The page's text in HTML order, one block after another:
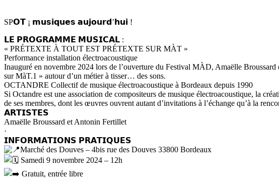
SP𝗢𝗧 ¡ 𝗺𝘂𝘀𝗶𝗾𝘂𝗲𝘀 𝗮𝘂𝗷𝗼𝘂𝗿𝗱’𝗵𝘂𝗶 !
𝗟𝗘 𝗣𝗥𝗢𝗚𝗥𝗔𝗠𝗠𝗘 𝗠𝗨𝗦𝗜𝗖𝗔𝗟 :
« PRÉTEXTE À TOUT EST PRÉTEXTE SUR MÀT »
Performance installation électroacoustique
Inauguré en novembre 2024 lors de l’ouverture du Festival MÀD, Amaëlle
sur MàT.1 » autour d’un métier à tisser… des sons.
OCTANDRE Collectif de musique électroacoustique à Bordeaux depuis 1990
Si Octandre est une association de compositeurs de musique électroacoustique, la
de ses membres, dont les œuvres ouvrent autant d’invitations à l’échange qu’à la
𝗔𝗥𝗧𝗜𝗦𝗧𝗘𝗦
Amaëlle Broussard et Antonin Fertillet
·
𝗜𝗡𝗙𝗢𝗥𝗠𝗔𝗧𝗜𝗢𝗡𝗦 𝗣𝗥𝗔𝗧𝗜𝗤𝗨𝗘𝗦
Marché des Douves – 4bis rue des Douves 33800 Bordeaux
Samedi 9 novembre 2024 – 12h
Gratuit, entrée libre